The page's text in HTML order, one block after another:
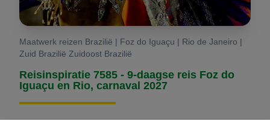
Maatwerk reizen Brazilië | Foz do Iguaçu | Rio de Janeiro |
Zuid Brazilië Zuidoost Brazilië
Reisinspiratie 7585 - 9-daagse reis Foz do
Iguaçu en Rio, carnaval 2027